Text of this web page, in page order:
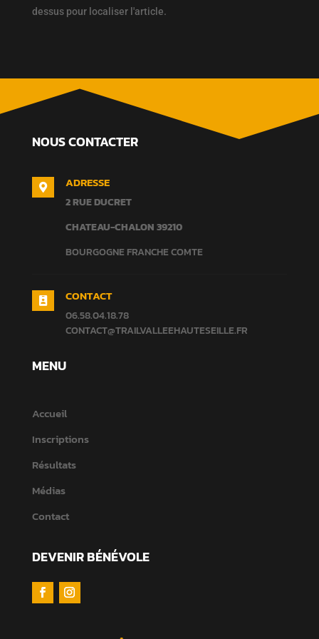
dessus pour localiser l'article.
NOUS CONTACTER
 ADRESSE
2 RUE DUCRET
CHATEAU-CHALON39210
BOURGOGNE FRANCHE COMTE
 CONTACT
06.58.04.18.78
CONTACT@TRAILVALLEEHAUTESEILLE.FR
MENU
Accueil
Inscriptions
Résultats
Médias
Contact
DEVENIR BÉNÉVOLE